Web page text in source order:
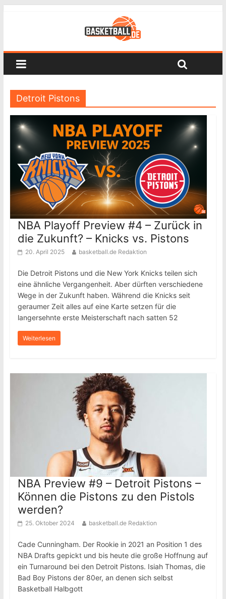
Detroit Pistons
NBA Playoff Preview #4 – Zurück in
die Zukunft? – Knicks vs. Pistons
20. April 2025 basketball.de Redaktion
Die Detroit Pistons und die New York Knicks teilen sich
eine ähnliche Vergangenheit. Aber dürften verschiedene
Wege in der Zukunft haben. Während die Knicks seit
geraumer Zeit alles auf eine Karte setzen für die
langersehnte erste Meisterschaft nach satten 52
Weiterlesen
NBA Preview #9 – Detroit Pistons –
Können die Pistons zu den Pistols
werden?
25. Oktober 2024 basketball.de Redaktion
Cade Cunningham. Der Rookie in 2021 an Position 1 des
NBA Drafts gepickt und bis heute die große Hoffnung auf
ein Turnaround bei den Detroit Pistons. Isiah Thomas, die
Bad Boy Pistons der 80er, an denen sich selbst
Basketball Halbgott